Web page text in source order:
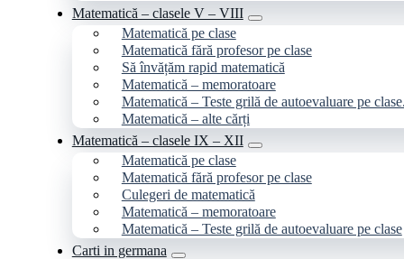
Matematică – clasele V – VIII
Matematică pe clase
Matematică fără profesor pe clase
Să învățăm rapid matematică
Matematică – memoratoare
Matematică – Teste grilă de autoevaluare pe
Matematică – alte cărți
Matematică – clasele IX – XII
Matematică pe clase
Matematică fără profesor pe clase
Culegeri de matematică
Matematică – memoratoare
Matematică – Teste grilă de autoevaluare pe clase
Carti in germana